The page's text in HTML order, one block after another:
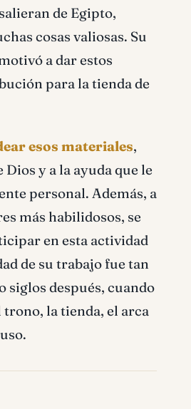
de Egipto,
cosas valiosas. Su
a dar estos
para la tienda de
esos materiales,
y a la ayuda que le
personal. Además, a
más habilidosos, se
en esta actividad
de su trabajo fue tan
siglos después, cuando
trono, la tienda, el arca